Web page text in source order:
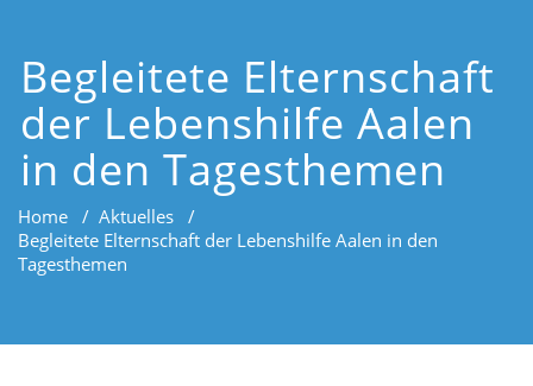
Begleitete Elternschaft
der Lebenshilfe Aalen
in den Tagesthemen
Home / Aktuelles /
Begleitete Elternschaft der Lebenshilfe Aalen in den
Tagesthemen